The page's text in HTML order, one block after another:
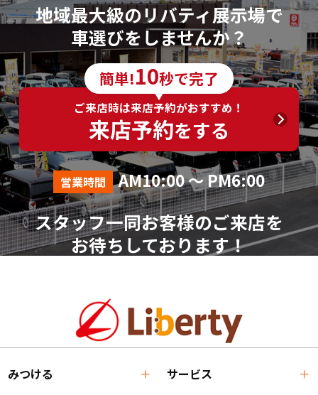
地域最大級のリバティ展示場で
車選びをしませんか？
簡単!10秒で完了
ご来店時は来店予約がおすすめ！
来店予約をする
営業時間 AM10:00 ～ PM6:00
スタッフ一同お客様のご来店を
お待ちしております！
みつける サービス